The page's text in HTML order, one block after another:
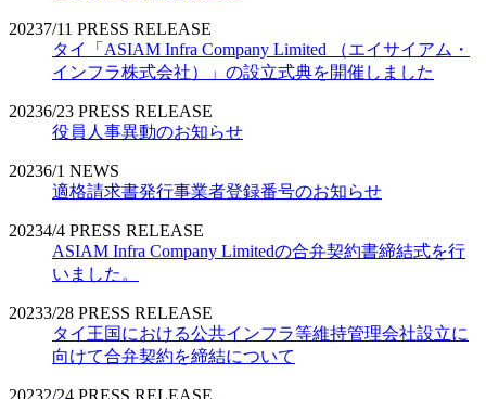
20237/11 PRESS RELEASE
タイ「ASIAM Infra Company Limited （エイサイアム・
インフラ株式会社）」の設立式典を開催しました
20236/23 PRESS RELEASE
役員人事異動のお知らせ
20236/1 NEWS
適格請求書発行事業者登録番号のお知らせ
20234/4 PRESS RELEASE
ASIAM Infra Company Limitedの合弁契約書締結式を行
いました。
20233/28 PRESS RELEASE
タイ王国における公共インフラ等維持管理会社設立に
向けて合弁契約を締結について
20232/24 PRESS RELEASE